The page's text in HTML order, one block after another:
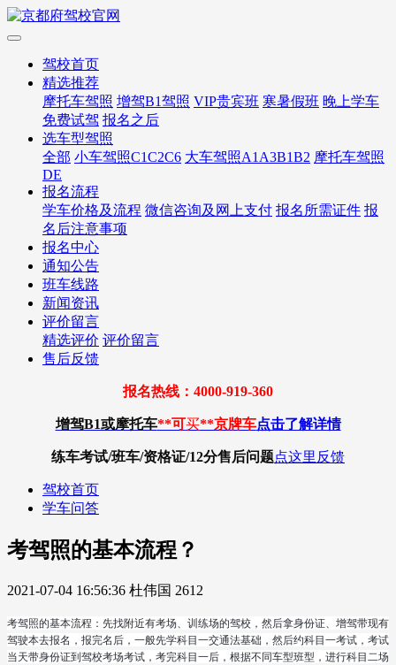
驾校首页
精选推荐
摩托车驾照 增驾B1驾照 VIP贵宾班 寒暑假班 晚上学车
免费试驾 报名之后
选车型驾照
全部 小车驾照C1C2C6 大车驾照A1A3B1B2 摩托车驾照
DE
报名流程
学车价格及流程 微信咨询及网上支付 报名所需证件 报
名后注意事项
报名中心
通知公告
班车线路
新闻资讯
评价留言
精选评价 评价留言
售后反馈
报名热线：4000-919-360
增驾B1或摩托车**可买**京牌车点击了解详情
练车考试/班车/资格证/12分售后问题点这里反馈
驾校首页
学车问答
考驾照的基本流程？
2021-07-04 16:56:36 杜伟国 2612
考驾照的基本流程：先找附近有考场、训练场的驾校，然后拿身份证、增驾带现有
驾驶本去报名，报完名后，一般先学科目一交通法基础，然后约科目一考试，考试
当天带身份证到驾校考场考试，考完科目一后，根据不同车型班型，进行科目二场